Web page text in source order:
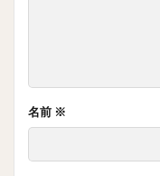
名前 ※